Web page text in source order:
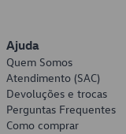
Ajuda
Quem Somos
Atendimento (SAC)
Devoluções e trocas
Perguntas Frequentes
Como comprar